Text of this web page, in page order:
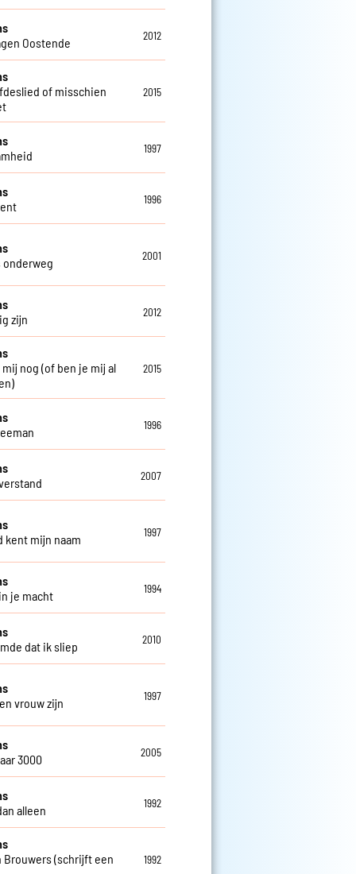
Oostende
2012
of misschien
2015
1997
1996
onderweg
2001
zijn
2012
mij nog (of ben je mij al
2015
1996
2007
kent mijn naam
1997
je macht
1994
dat ik sliep
2010
vrouw zijn
1997
3000
2005
alleen
1992
Brouwers (schrijft een
1992